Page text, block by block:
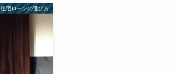
住宅ローンの選び方